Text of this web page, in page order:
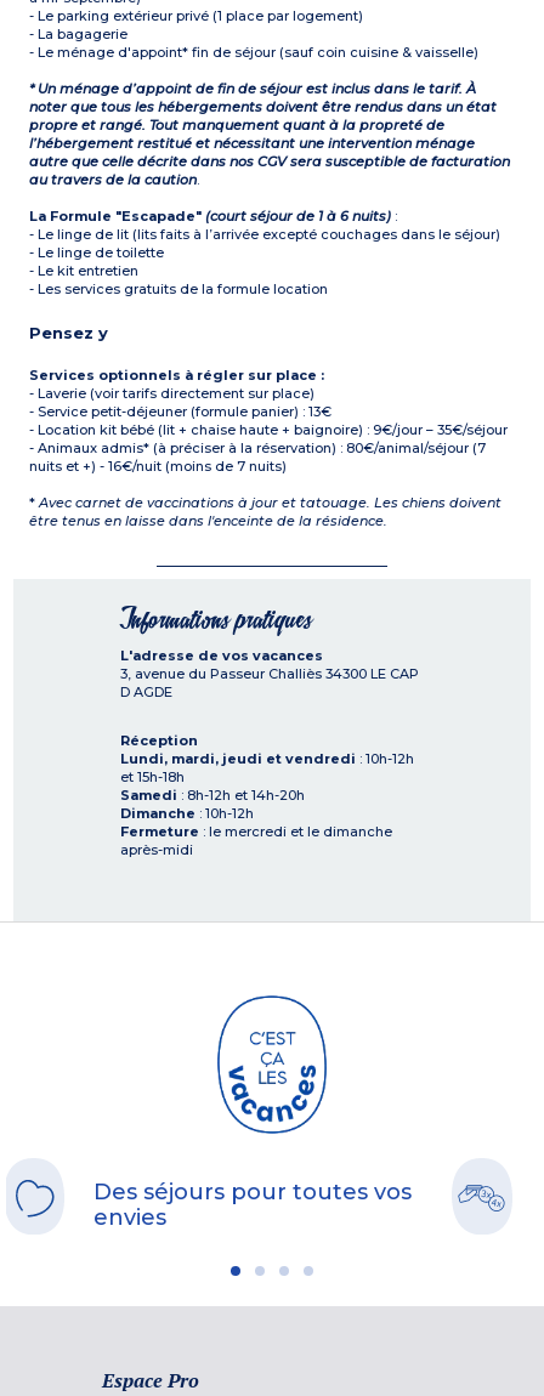
- Le parking extérieur privé (1 place par logement)
- La bagagerie
- Le ménage d'appoint* fin de séjour (sauf coin cuisine & vaisselle)
* Un ménage d’appoint de fin de séjour est inclus dans le tarif. À
noter que tous les hébergements doivent être rendus dans un état
propre et rangé. Tout manquement quant à la propreté de
l’hébergement restitué et nécessitant une intervention ménage
autre que celle décrite dans nos CGV sera susceptible de facturation
au travers de la caution.
La Formule "Escapade"(court séjour de 1 à 6 nuits) :
- Le linge de lit (lits faits à l’arrivée excepté couchages dans le séjour)
- Le linge de toilette
- Le kit entretien
- Les services gratuits de la formule location
Pensez y
Services optionnels à régler sur place :
- Laverie (voir tarifs directement sur place)
- Service petit-déjeuner (formule panier) : 13€
- Location kit bébé (lit + chaise haute + baignoire) : 9€/jour – 35€/séjour
- Animaux admis* (à préciser à la réservation) : 80€/animal/séjour (7
nuits et +) - 16€/nuit (moins de 7 nuits)
*Avec carnet de vaccinations à jour et tatouage. Les chiens doivent
être tenus en laisse dans l'enceinte de la résidence.
Informations pratiques
L'adresse de vos vacances
3, avenue du Passeur Challiès 34300 LE CAP
D AGDE
Réception
Lundi, mardi, jeudi et vendredi : 10h-12h
et 15h-18h
Samedi : 8h-12h et 14h-20h
Dimanche : 10h-12h
Fermeture : le mercredi et le dimanche
après-midi
Des séjours pour toutes vos
envies
Espace Pro